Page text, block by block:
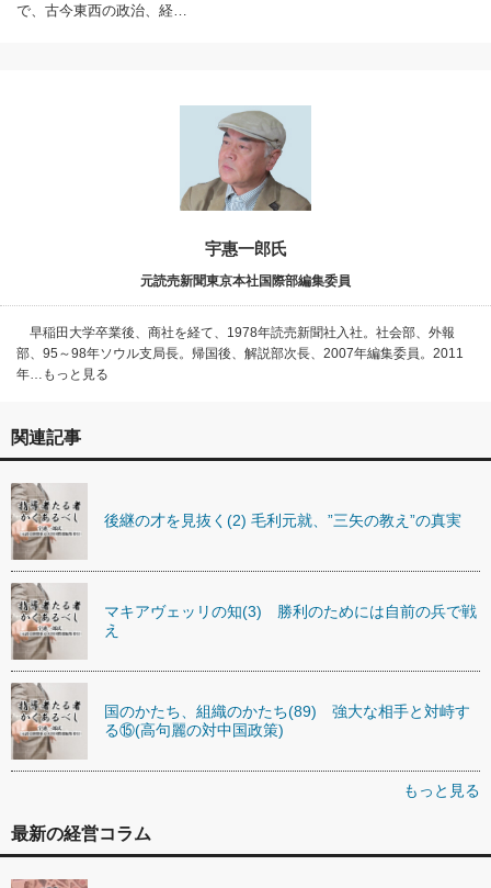
で、古今東西の政治、経…
宇惠一郎氏
元読売新聞東京本社国際部編集委員
早稲田大学卒業後、商社を経て、1978年読売新聞社入社。社会部、外報
部、95～98年ソウル支局長。帰国後、解説部次長、2007年編集委員。2011
年…もっと見る
関連記事
後継の才を見抜く(2) 毛利元就、”三矢の教え”の真実
マキアヴェッリの知(3) 勝利のためには自前の兵で戦
え
国のかたち、組織のかたち(89) 強大な相手と対峙す
る⑮(高句麗の対中国政策)
もっと見る
最新の経営コラム